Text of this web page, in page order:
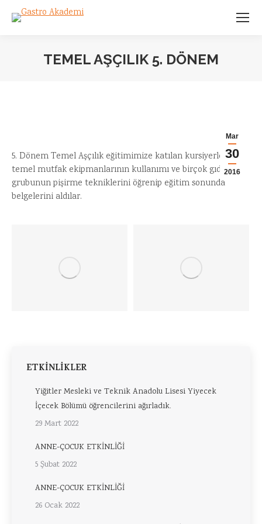
TEMEL AŞÇILIK 5. DÖNEM
Mar
30
2016
5. Dönem Temel Aşçılık eğitimimize katılan kursiyerlerimiz
temel mutfak ekipmanlarının kullanımı ve birçok gıda
grubunun pişirme tekniklerini öğrenip eğitim sonunda
belgelerini aldılar.
ETKİNLİKLER
Yiğitler Mesleki ve Teknik Anadolu Lisesi Yiyecek
İçecek Bölümü öğrencilerini ağırladık.
29 Mart 2022
ANNE-ÇOCUK ETKİNLİĞİ
5 Şubat 2022
ANNE-ÇOCUK ETKİNLİĞİ
26 Ocak 2022